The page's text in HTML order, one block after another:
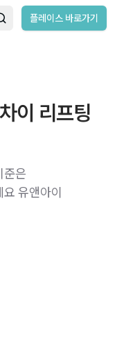
플레이스 바로가기
이 리프팅
준은
유앤아이